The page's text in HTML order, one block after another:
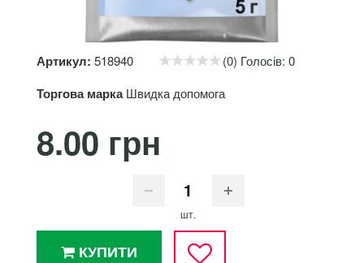
Артикул: 518940 (0) Голосів: 0
Торгова марка Швидка допомога
8.00 грн
шт.
КУПИТИ